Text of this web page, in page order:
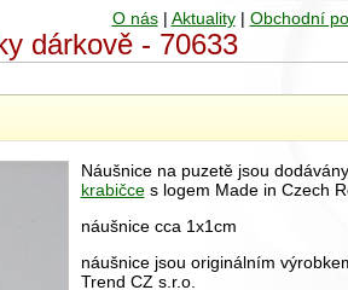
O nás| Aktuality| Obchodní
dárkově - 70633
Náušnice na puzetě jsou dodávány
krabičces logem Made in Czech
náušnice cca 1x1cm
náušnice jsou originálním
Trend CZ s.r.o.